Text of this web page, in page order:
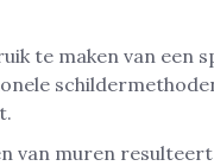
te maken van een
van muren